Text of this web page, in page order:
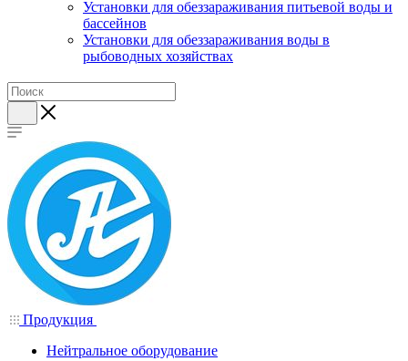
Установки для обеззараживания питьевой воды и
бассейнов
Установки для обеззараживания воды в
рыбоводных хозяйствах
Продукция
Нейтральное оборудование